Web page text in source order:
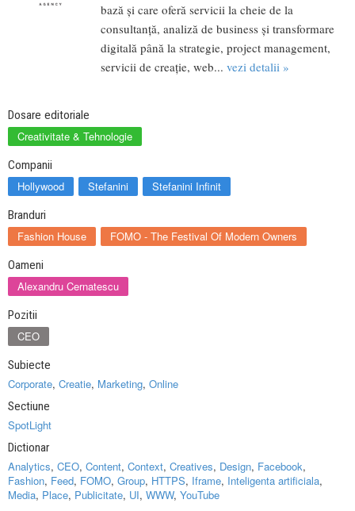
bază și care oferă servicii la cheie de la
consultanță, analiză de business și transformare
digitală până la strategie, project management,
servicii de creație, web... vezi detalii »
Dosare editoriale
Creativitate & Tehnologie
Companii
Hollywood Stefanini Stefanini Infinit
Branduri
Fashion House FOMO - The Festival Of Modern Owners
Oameni
Alexandru Cernatescu
Pozitii
CEO
Subiecte
Corporate, Creatie, Marketing, Online
Sectiune
SpotLight
Dictionar
Analytics, CEO, Content, Context, Creatives, Design, Facebook,
Fashion, Feed, FOMO, Group, HTTPS, Iframe, Inteligenta artificiala,
Media, Place, Publicitate, UI, WWW, YouTube